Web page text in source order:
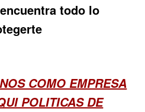
todo lo
COMO EMPRESA
POLITICAS DE